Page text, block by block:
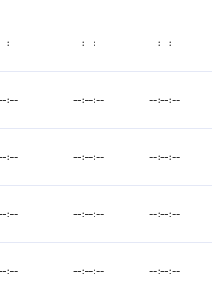
:-- --:--:-- --:--:--
:-- --:--:-- --:--:--
:-- --:--:-- --:--:--
:-- --:--:-- --:--:--
:-- --:--:-- --:--:--